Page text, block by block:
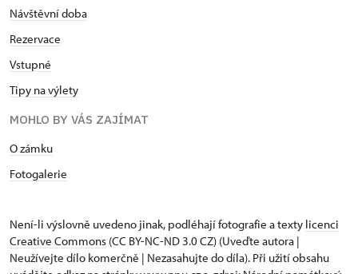
Návštěvní doba
Rezervace
Vstupné
Tipy na výlety
MOHLO BY VÁS ZAJÍMAT
O zámku
Fotogalerie
Není-li výslovně uvedeno jinak, podléhají fotografie a texty licenci
Creative Commons (CC BY-NC-ND 3.0 CZ) (Uveďte autora |
Neužívejte dílo komerčně | Nezasahujte do díla). Při užití obsahu